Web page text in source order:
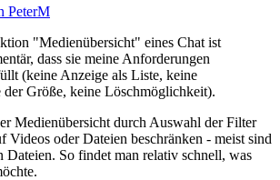
PeterM
"Medienübersicht" eines Chat ist
dass sie meine Anforderungen
(keine Anzeige als Liste, keine
der Größe, keine Löschmöglichkeit).
Medienübersicht durch Auswahl der Filter
Videos oder Dateien beschränken - meist sind
Dateien. So findet man relativ schnell, was